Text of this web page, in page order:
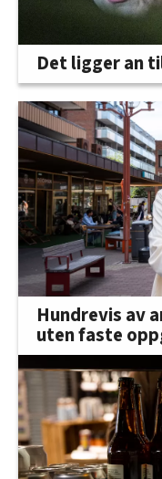
Det ligger an
Hundrevis av
uten faste